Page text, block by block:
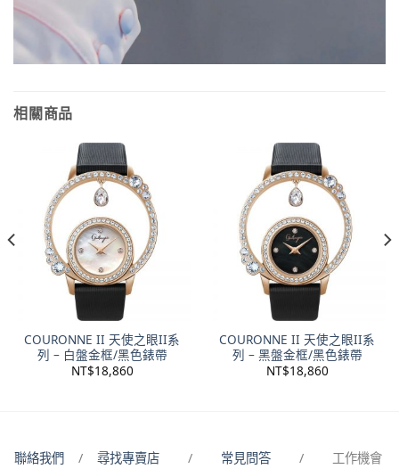
相關商品
COURONNE II 天使之眼II系
列 – 白盤金框/黑色錶帶
NT$18,860
COURONNE II 天使之眼II系
列 – 黑盤金框/黑色錶帶
NT$18,860
聯絡我們 / 尋找專賣店/ 常見問答 / 工作機會